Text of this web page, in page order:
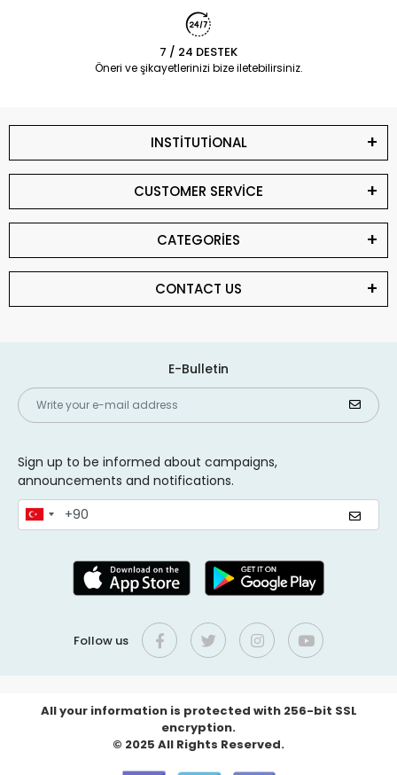
7 / 24 DESTEK
Öneri ve şikayetlerinizi bize iletebilirsiniz.
INSTİTUTİONAL
CUSTOMER SERVİCE
CATEGORİES
CONTACT US
E-Bulletin
Sign up to be informed about campaigns,
announcements and notifications.
Follow us
All your information is protected with 256-bit SSL
encryption.
© 2025 All Rights Reserved.